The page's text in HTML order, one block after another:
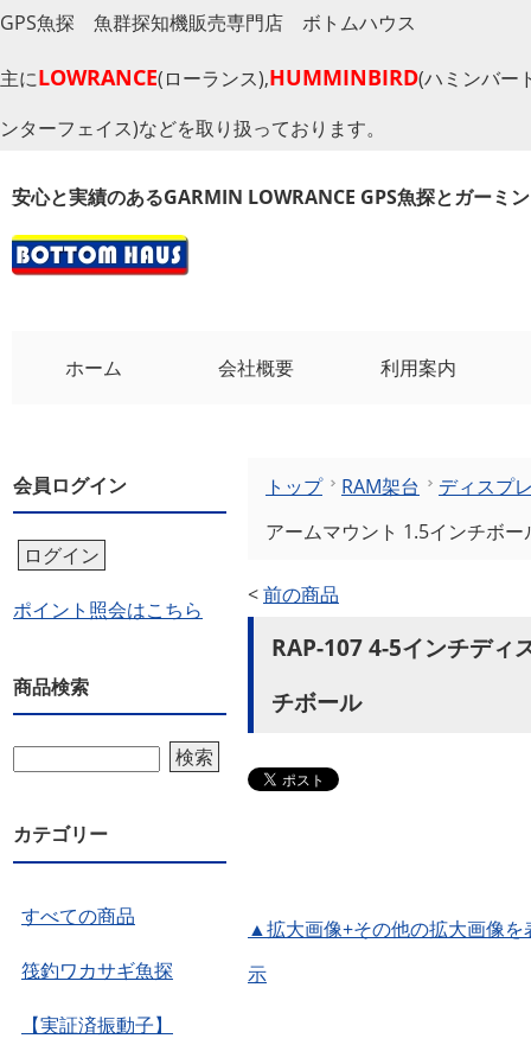
GPS魚探 魚群探知機販売専門店 ボトムハウス
主にLOWRANCE(ローランス),HUMMINBIRD(ハミンバー
ンターフェイス)などを取り扱っております。
安心と実績のあるGARMIN LOWRANCE GPS魚探とガーミ
ホーム 会社概要 利用案内
会員ログイン
ログイン
ポイント照会はこちら
商品検索
検索
カテゴリー
すべての商品
筏釣ワカサギ魚探
【実証済振動子】
トップ RAM架台
ディスプ
アームマウント 1.5インチボー
<前の商品
RAP-107 4-5インチディ
チボール
▲拡大画像+その他の拡大画像を
示